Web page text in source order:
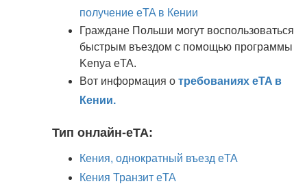
получение eTA в Кении
Граждане Польши могут воспользоваться
быстрым въездом с помощью программы
Kenya eTA.
Вот информация отребованиях eTA в
Кении.
Тип онлайн-eTA:
Кения, однократный въезд eTA
Кения Транзит eTA